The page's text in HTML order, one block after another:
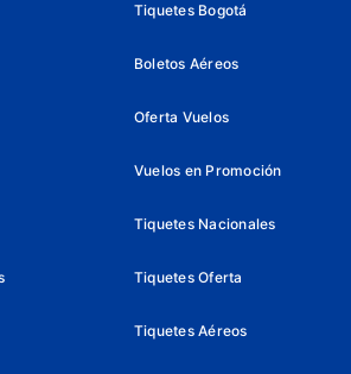
Tiquetes Bogotá
Boletos Aéreos
Oferta Vuelos
Vuelos en Promoción
Tiquetes Nacionales
Tiquetes Oferta
Tiquetes Aéreos